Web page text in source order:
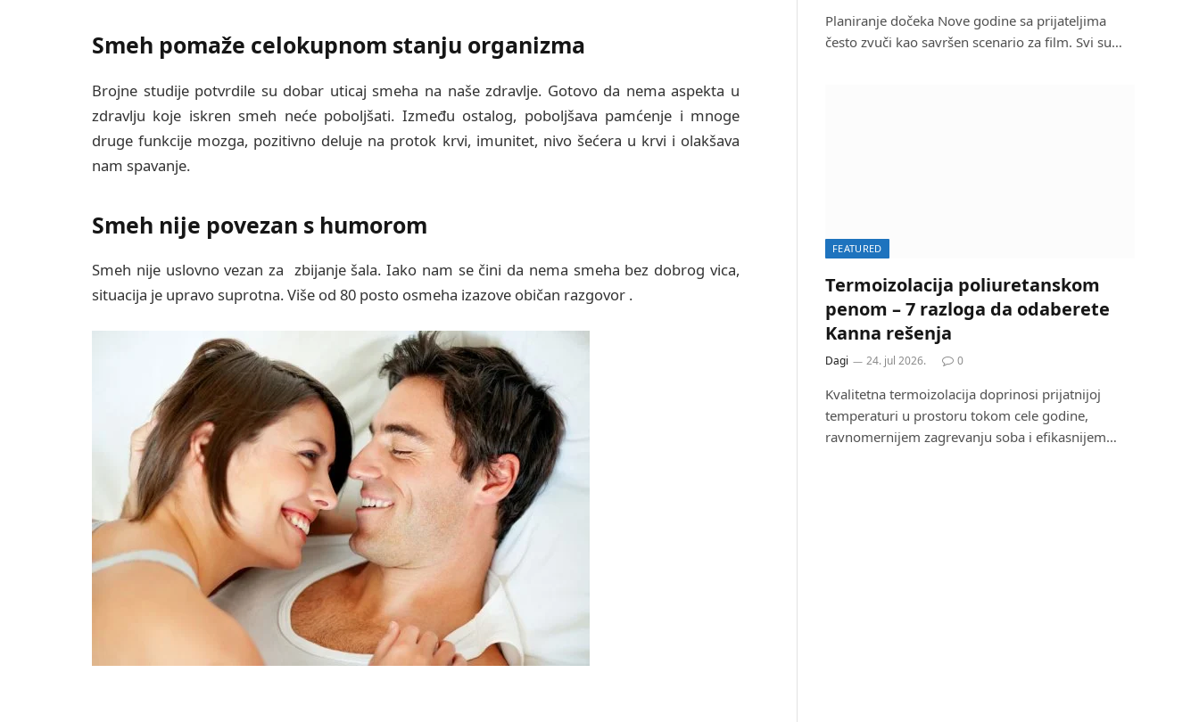
Smeh pomaže celokupnom stanju organizma
Brojne studije potvrdile su dobar uticaj smeha na naše zdravlje. Gotovo da nema aspekta u
zdravlju koje iskren smeh neće poboljšati. Između ostalog, poboljšava pamćenje i mnoge
druge funkcije mozga, pozitivno deluje na protok krvi, imunitet, nivo šećera u krvi i olakšava
nam spavanje.
Smeh nije povezan s humorom
Smeh nije uslovno vezan za zbijanje šala. Iako nam se čini da nema smeha bez dobrog vica,
situacija je upravo suprotna. Više od 80 posto osmeha izazove običan razgovor .
Planiranje dočeka Nove godine sa prijateljima
često zvuči kao savršen scenario za film. Svi su…
FEATURED
Termoizolacija poliuretanskom
penom – 7 razloga da odaberete
Kanna rešenja
Dagi 24. jul 2026. 0
Kvalitetna termoizolacija doprinosi prijatnijoj
temperaturi u prostoru tokom cele godine,
ravnomernijem zagrevanju soba i efikasnijem…